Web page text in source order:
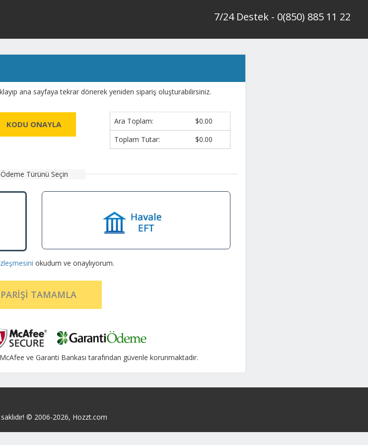
7/24 Destek - 0(850) 885 11 22
ana sayfaya tekrar dönerek yeniden sipariş oluşturabilirsiniz.
KODU ONAYLA Ara Toplam:
$0.00
Toplam Tutar:
$0.00
Ödeme Türünü Seçin
okudum ve onaylıyorum.
TAMAMLA
McAfee ve Garanti Bankası tarafından güvenle korunmaktadır.
© 2006-2026, Hozzt.com